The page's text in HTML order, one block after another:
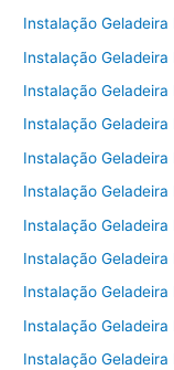
Instalação
Instalação
Instalação
Instalação Geladeira
Instalação
Instalação
Instalação
Instalação
Instalação
Instalação
Instalação